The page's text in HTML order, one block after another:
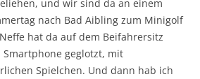
und wir sind da an einem
nach Bad Aibling zum Minigolf
hat da auf dem Beifahrersitz
geglotzt, mit
Spielchen. Und dann hab ich